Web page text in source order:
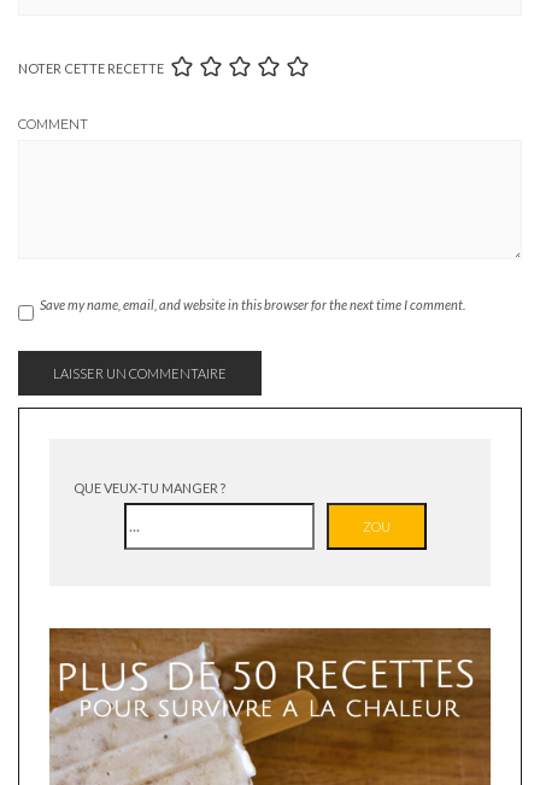
NOTER CETTE RECETTE
COMMENT
Save my name, email, and website in this browser for the next time I comment.
QUE VEUX-TU MANGER ?
ZOU